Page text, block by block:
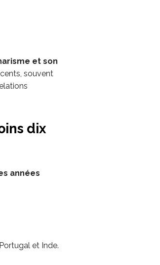
et son
souvent
dix
années
et Inde.